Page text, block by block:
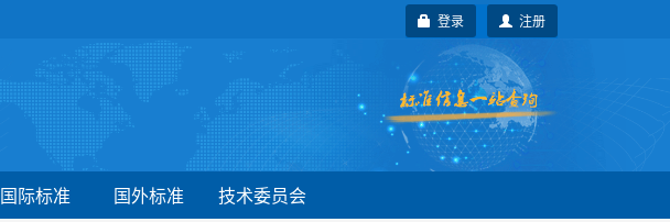
注册
登录
国际标准 国外标准 技术委员会